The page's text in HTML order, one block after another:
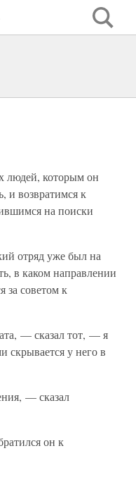
людей, которым он
и возвратимся к
на поиски
отряд уже был на
в каком направлении
за советом к
— сказал тот, — я
скрывается у него в
— сказал
он к